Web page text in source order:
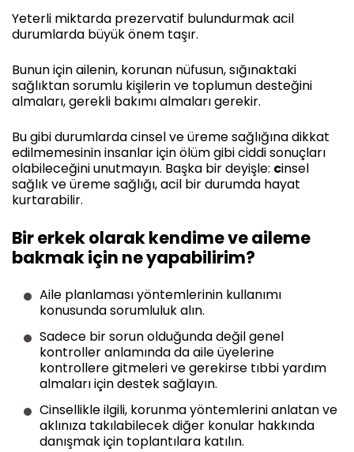
Yeterli miktarda prezervatif bulundurmak acil
durumlarda büyük önem taşır.
Bunun için ailenin, korunan nüfusun, sığınaktaki
sağlıktan sorumlu kişilerin ve toplumun desteğini
almaları, gerekli bakımı almaları gerekir.
Bu gibi durumlarda cinsel ve üreme sağlığına dikkat
edilmemesinin insanlar için ölüm gibi ciddi sonuçları
olabileceğini unutmayın. Başka bir deyişle: cinsel
sağlık ve üreme sağlığı, acil bir durumda hayat
kurtarabilir.
Bir erkek olarak kendime ve aileme
bakmak için ne yapabilirim?
Aile planlaması yöntemlerinin kullanımı
konusunda sorumluluk alın.
Sadece bir sorun olduğunda değil genel
kontroller anlamında da aile üyelerine
kontrollere gitmeleri ve gerekirse tıbbi yardım
almaları için destek sağlayın.
Cinsellikle ilgili, korunma yöntemlerini anlatan ve
aklınıza takılabilecek diğer konular hakkında
danışmak için toplantılara katılın.